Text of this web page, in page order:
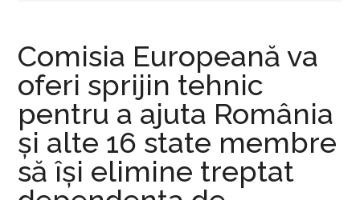
Comisia Europeană va
oferi sprijin tehnic
pentru a ajuta România
şi alte 16 state membre
să îşi elimine treptat